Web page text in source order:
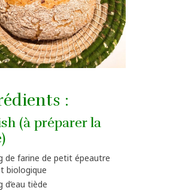
:
(à préparer la
de farine de petit épeautre
biologique
d’eau tiède